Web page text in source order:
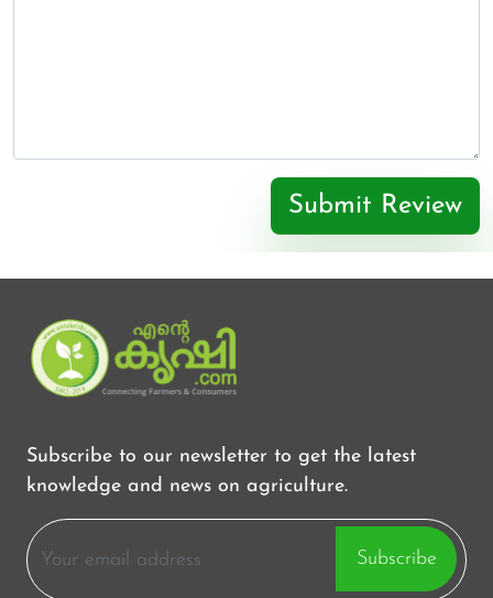
Submit Review
Subscribe to our newsletter to get the latest
knowledge and news on agriculture.
Subscribe